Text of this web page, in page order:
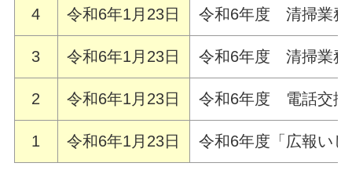
4 令和6年1月23日 令和6年度 清掃業務
3 令和6年1月23日 令和6年度 清掃業務
2 令和6年1月23日 令和6年度 電話交換
1 令和6年1月23日 令和6年度「広報い